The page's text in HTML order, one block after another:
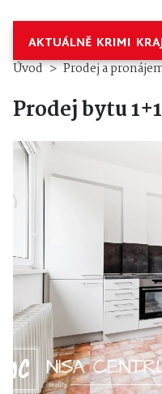
AKTUÁLNĚ KRIMI
Prodej bytu
Úvod Prodej a
Prodej bytu